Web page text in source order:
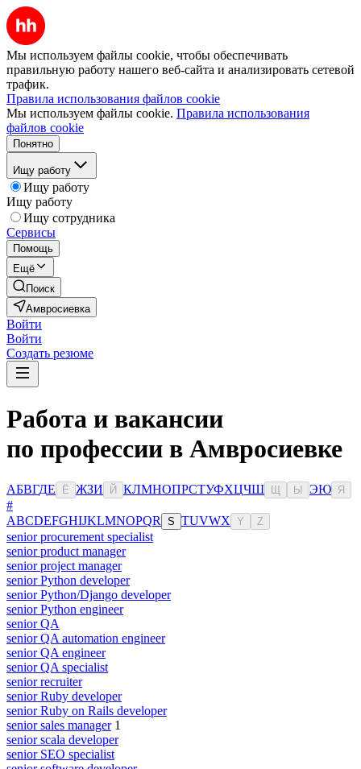
Мы используем файлы cookie, чтобы обеспечивать
правильную работу нашего веб-сайта и анализировать сетевой
трафик.
Правила использования файлов cookie
Мы используем файлы cookie. Правила использования
файлов cookie
Понятно
Ищу работу
Ищу работу
Ищу работу
Ищу сотрудника
Сервисы
Помощь
Ещё
Поиск
Амвросиевка
Войти
Войти
Создать резюме
Работа и вакансии
по профессии в Амвросиевке
АБВГДЕ Ё ЖЗИ Й КЛМНОПРСТУФХЦЧШ Ы ЭЮ Я
#
ABCDEFGHIJKLMNOPQR S TUVWX Y Z
senior procurement specialist
senior product manager
senior project manager
senior Python developer
senior Python/Django developer
senior Python engineer
senior QA
senior QA automation engineer
senior QA engineer
senior QA specialist
senior recruiter
senior Ruby developer
senior Ruby on Rails developer
senior sales manager 1
senior scala developer
senior SEO specialist